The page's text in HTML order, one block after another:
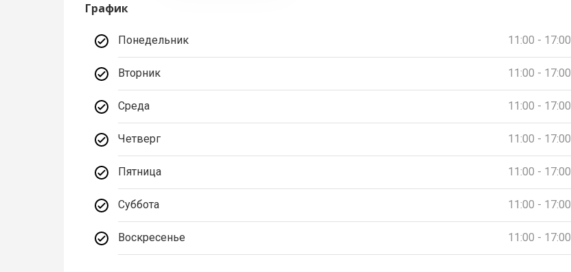
График
Понедельник 11:00 - 17:00
Вторник 11:00 - 17:00
Среда 11:00 - 17:00
Четверг 11:00 - 17:00
Пятница 11:00 - 17:00
Суббота 11:00 - 17:00
Воскресенье 11:00 - 17:00